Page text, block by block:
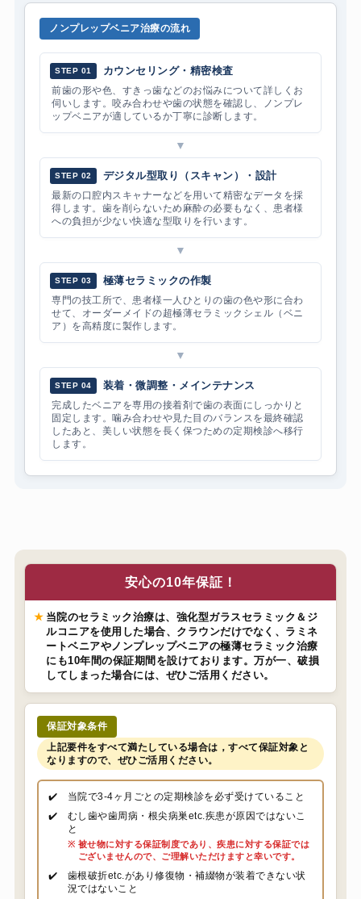
ノンプレップベニア治療の流れ
STEP 01 カウンセリング・精密検査
前歯の形や色、すきっ歯などのお悩みについて詳しくお
伺いします。咬み合わせや歯の状態を確認し、ノンプレ
ップベニアが適しているか丁寧に診断します。
▼
STEP 02 デジタル型取り（スキャン）・設計
最新の口腔内スキャナーなどを用いて精密なデータを採
得します。歯を削らないため麻酔の必要もなく、患者様
への負担が少ない快適な型取りを行います。
▼
STEP 03 極薄セラミックの作製
専門の技工所で、患者様一人ひとりの歯の色や形に合わ
せて、オーダーメイドの超極薄セラミックシェル（ベニ
ア）を高精度に製作します。
▼
STEP 04 装着・微調整・メインテナンス
完成したベニアを専用の接着剤で歯の表面にしっかりと
固定します。噛み合わせや見た目のバランスを最終確認
したあと、美しい状態を長く保つための定期検診へ移行
します。
安心の10年保証！
★ 当院のセラミック治療は、強化型ガラスセラミック＆ジ
ルコニアを使用した場合、クラウンだけでなく、ラミネ
ートベニアやノンプレップベニアの極薄セラミック治療
にも10年間の保証期間を設けております。万が一、破損
してしまった場合には、ぜひご活用ください。
保証対象条件
上記要件をすべて満たしている場合は，すべて保証対象と
なりますので、ぜひご活用ください。
✔️
当院で3-4ヶ月ごとの定期検診を必ず受けていること
✔️
むし歯や歯周病・根尖病巣etc.疾患が原因ではないこ
と
※ 被せ物に対する保証制度であり、疾患に対する保証では
ございませんので、ご理解いただけますと幸いです。
✔️
歯根破折etc.があり修復物・補綴物が装着できない状
況ではないこと